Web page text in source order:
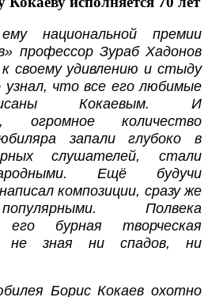
национальной премии
профессор Зураб Хадонов
своему удивлению и стыду
узнал, что все его любимые
Кокаевым. И
огромное количество
запали глубоко в
слушателей, стали
Ещё будучи
композиции, сразу же
Полвека
его бурная творческая
не зная ни спадов, ни
Борис Кокаев охотно